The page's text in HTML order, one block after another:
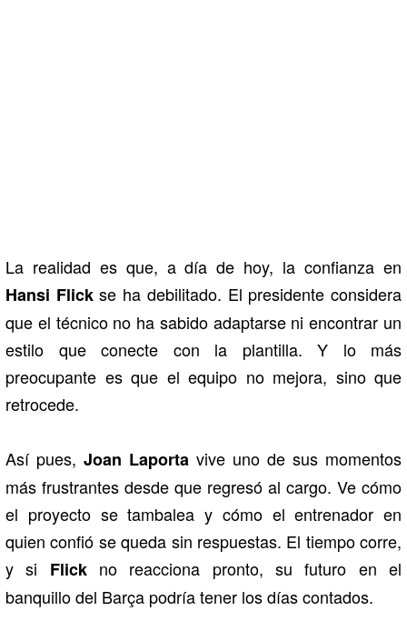
La realidad es que, a día de hoy, la confianza en
Hansi Flickse ha debilitado. El presidente considera
que el técnico no ha sabido adaptarse ni encontrar un
estilo que conecte con la plantilla. Y lo más
preocupante es que el equipo no mejora, sino que
retrocede.
Así pues, Joan Laporta vive uno de sus momentos
más frustrantes desde que regresó al cargo. Ve cómo
el proyecto se tambalea y cómo el entrenador en
quien confió se queda sin respuestas. El tiempo corre,
y si Flickno reacciona pronto, su futuro en el
banquillo del Barça podría tener los días contados.